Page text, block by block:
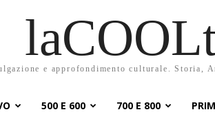
e approfondimento culturale. Storia,
500 E 600 700 E 800